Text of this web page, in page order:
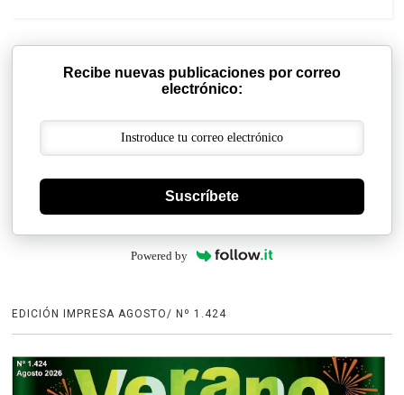
Recibe nuevas publicaciones por correo
electrónico:
Suscríbete
Powered by
EDICIÓN IMPRESA AGOSTO/ Nº 1.424